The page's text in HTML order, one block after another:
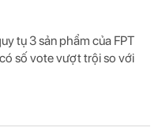
tụ 3 sản phẩm của FPT
số vote vượt trội so với